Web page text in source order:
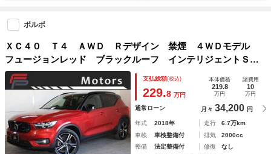
ボルボ
ＸＣ４０ Ｔ４ ＡＷＤ Ｒデザイン 禁煙 ４ＷＤモデル
フュージョンレッド ブラックルーフ インテリジェントＳ
ＡＣＣ 衝突軽減 ＢＬＩＳ パイロットＡ ＣＡＲＰＬＡ
Ｙ バーチャルＣ 純正１９ＡＷ タイヤ４本新品交換済 デ
ィーラー整備
支払総額(税込)
229.8 万円
本体価格
219.8
万円
諸費用
10
万円
通常ローン 月々 34,200 円
年式 2018年 走行
6.7万km
車検
車検整備付 排気
2000cc
整備
法定整備付 修復
なし